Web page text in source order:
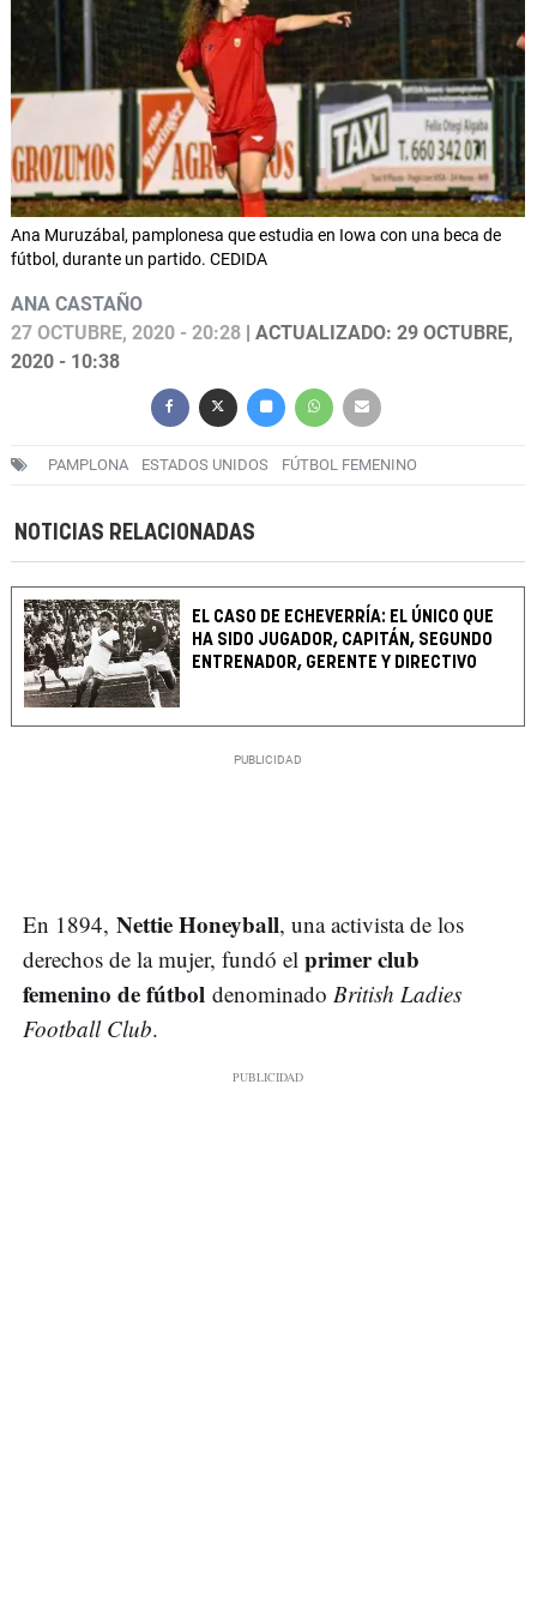
Ana Muruzábal, pamplonesa que estudia en Iowa con una beca de
fútbol, durante un partido. CEDIDA
ANA CASTAÑO
27 OCTUBRE, 2020 - 20:28 | ACTUALIZADO: 29 OCTUBRE,
2020 - 10:38
PAMPLONA ESTADOS UNIDOS FÚTBOL FEMENINO
NOTICIAS RELACIONADAS
EL CASO DE ECHEVERRÍA: EL ÚNICO QUE
HA SIDO JUGADOR, CAPITÁN, SEGUNDO
ENTRENADOR, GERENTE Y DIRECTIVO
En 1894, Nettie Honeyball, una activista de los
derechos de la mujer, fundó el primer club
femenino de fútbol denominado British Ladies
Football Club​.